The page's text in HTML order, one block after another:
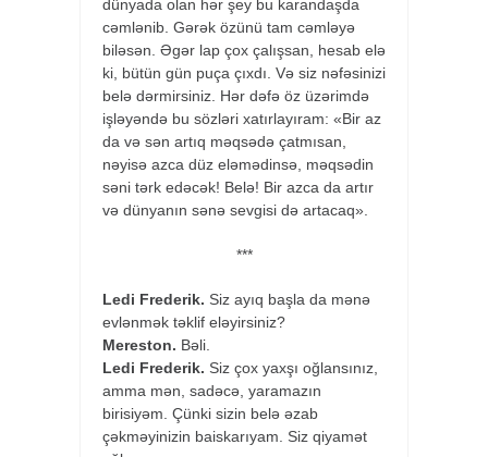
dünyada olan hər şey bu karandaşda
cəmlənib. Gərək özünü tam cəmləyə
biləsən. Əgər lap çox çalışsan, hesab elə
ki, bütün gün puça çıxdı. Və siz nəfəsinizi
belə dərmirsiniz. Hər dəfə öz üzərimdə
işləyəndə bu sözləri xatırlayıram: «Bir az
da və sən artıq məqsədə çatmısan,
nəyisə azca düz eləmədinsə, məqsədin
səni tərk edəcək! Belə! Bir azca da artır
və dünyanın sənə sevgisi də artacaq».
***
Ledi Frederik. Siz ayıq başla da mənə
evlənmək təklif eləyirsiniz?
Mereston. Bəli.
Ledi Frederik. Siz çox yaxşı oğlansınız,
amma mən, sadəcə, yaramazın
birisiyəm. Çünki sizin belə əzab
çəkməyinizin baiskarıyam. Siz qiyamət